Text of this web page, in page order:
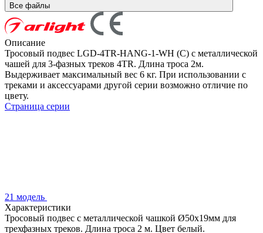
Все файлы
Описание
Тросовый подвес LGD-4TR-HANG-1-WH (C) с металлической
чашей для 3-фазных треков 4TR. Длина троса 2м.
Выдерживает максимальный вес 6 кг. При использовании с
треками и аксессуарами другой серии возможно отличие по
цвету.
Страница серии
21 модель
Характеристики
Тросовый подвес с металлической чашкой Ø50x19мм для
трехфазных треков. Длина троса 2 м. Цвет белый.